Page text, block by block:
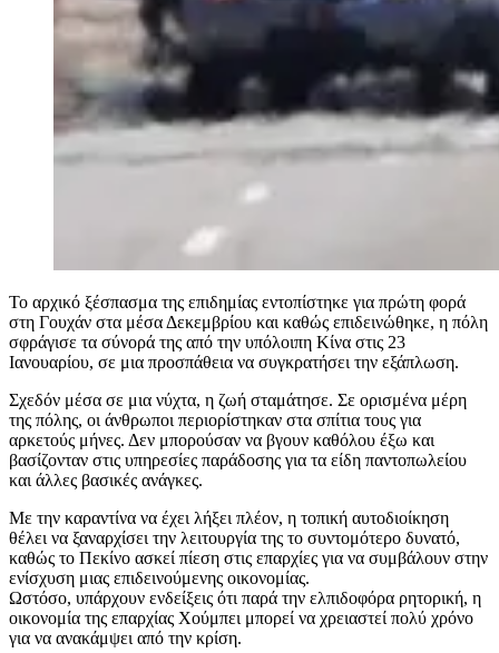
Το αρχικό ξέσπασμα της επιδημίας εντοπίστηκε για πρώτη φορά
στη Γουχάν στα μέσα Δεκεμβρίου και καθώς επιδεινώθηκε, η πόλη
σφράγισε τα σύνορά της από την υπόλοιπη Κίνα στις 23
Ιανουαρίου, σε μια προσπάθεια να συγκρατήσει την εξάπλωση.
Σχεδόν μέσα σε μια νύχτα, η ζωή σταμάτησε. Σε ορισμένα μέρη
της πόλης, οι άνθρωποι περιορίστηκαν στα σπίτια τους για
αρκετούς μήνες. Δεν μπορούσαν να βγουν καθόλου έξω και
βασίζονταν στις υπηρεσίες παράδοσης για τα είδη παντοπωλείου
και άλλες βασικές ανάγκες.
Με την καραντίνα να έχει λήξει πλέον, η τοπική αυτοδιοίκηση
θέλει να ξαναρχίσει την λειτουργία της το συντομότερο δυνατό,
καθώς το Πεκίνο ασκεί πίεση στις επαρχίες για να συμβάλουν στην
ενίσχυση μιας επιδεινούμενης οικονομίας.
Ωστόσο, υπάρχουν ενδείξεις ότι παρά την ελπιδοφόρα ρητορική, η
οικονομία της επαρχίας Χούμπει μπορεί να χρειαστεί πολύ χρόνο
για να ανακάμψει από την κρίση.